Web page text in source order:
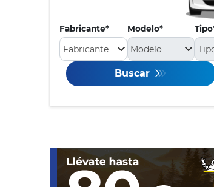
Fabricante Modelo Tipo
Buscar